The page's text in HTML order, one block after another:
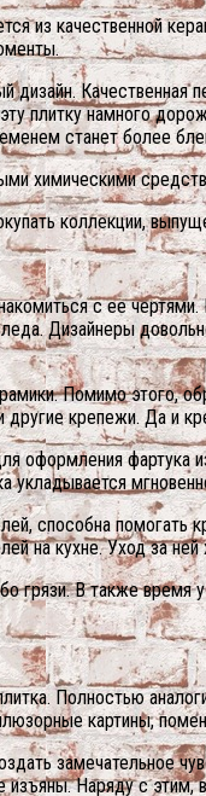
из качественной
дизайн.
плитку намного
станет более
химическими
коллекции,
с ее
Дизайнеры
Помимо этого,
крепежи. Да и
оформления фартука
укладывается
способна
на кухне. Уход за
В также время
Полностью
картины,
замечательное
Наряду с